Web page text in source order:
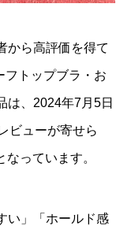
から高評価を得て
フトップブラ・お
は、2024年7月5日
ビューが寄せら
っています。
い」「ホールド感